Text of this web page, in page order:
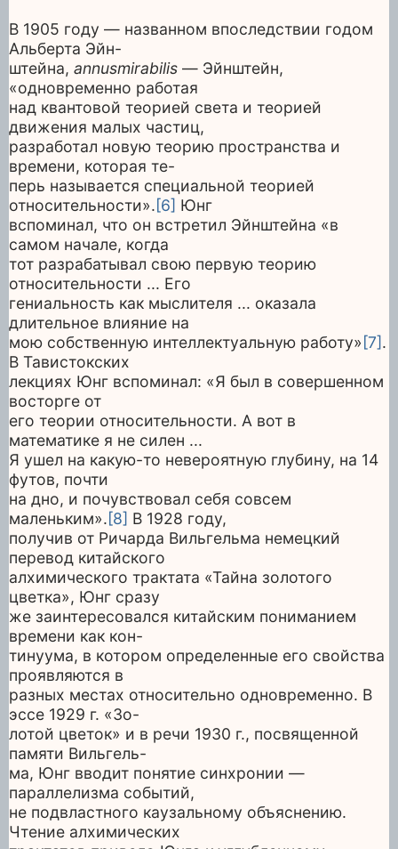
В 1905 году — названном впоследствии годом
Альберта Эйн-
штейна, annusmirabilis — Эйнштейн,
«одновременно работая
над квантовой теорией света и теорией
движения малых частиц,
разработал новую теорию пространства и
времени, которая те-
перь называется специальной теорией
относительности».[6] Юнг
вспоминал, что он встретил Эйнштейна «в
самом начале, когда
тот разрабатывал свою первую теорию
относительности ... Его
гениальность как мыслителя ... оказала
длительное влияние на
мою собственную интеллектуальную работу»[7].
В Тавистокских
лекциях Юнг вспоминал: «Я был в совершенном
восторге от
его теории относительности. А вот в
математике я не силен ...
Я ушел на какую-то невероятную глубину, на 14
футов, почти
на дно, и почувствовал себя совсем
маленьким».[8] В 1928 году,
получив от Ричарда Вильгельма немецкий
перевод китайского
алхимического трактата «Тайна золотого
цветка», Юнг сразу
же заинтересовался китайским пониманием
времени как кон-
тинуума, в котором определенные его свойства
проявляются в
разных местах относительно одновременно. В
эссе 1929 г. «Зо-
лотой цветок» и в речи 1930 г., посвященной
памяти Вильгель-
ма, Юнг вводит понятие синхронии —
параллелизма событий,
не подвластного каузальному объяснению.
Чтение алхимических